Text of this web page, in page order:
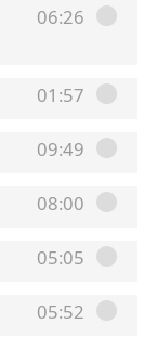
06:26
01:57
09:49
08:00
05:05
05:52